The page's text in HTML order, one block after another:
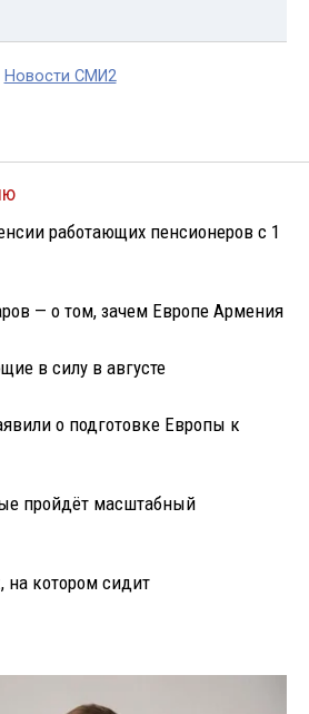
Новости СМИ2
работающих пенсионеров с 1
— о том, зачем Европе Армения
в силу в августе
о подготовке Европы к
пройдёт масштабный
на котором сидит